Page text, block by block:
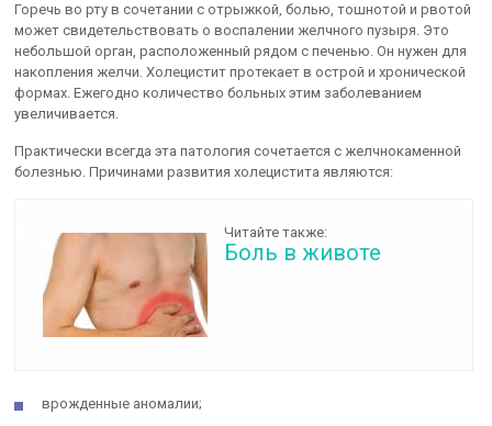
Горечь во рту в сочетании с отрыжкой, болью, тошнотой и рвотой
может свидетельствовать о воспалении желчного пузыря. Это
небольшой орган, расположенный рядом с печенью. Он нужен для
накопления желчи. Холецистит протекает в острой и хронической
формах. Ежегодно количество больных этим заболеванием
увеличивается.
Практически всегда эта патология сочетается с желчнокаменной
болезнью. Причинами развития холецистита являются:
Читайте также:
Боль в животе
врожденные аномалии;